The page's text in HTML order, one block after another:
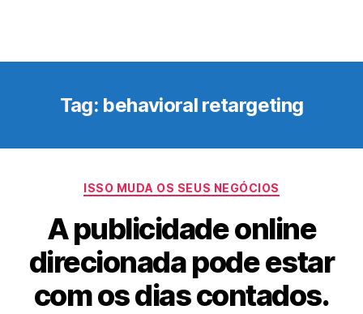
Tag: behavioral retargeting
Categorias
ISSO MUDA OS SEUS NEGÓCIOS
A publicidade online
direcionada pode estar
com os dias contados.